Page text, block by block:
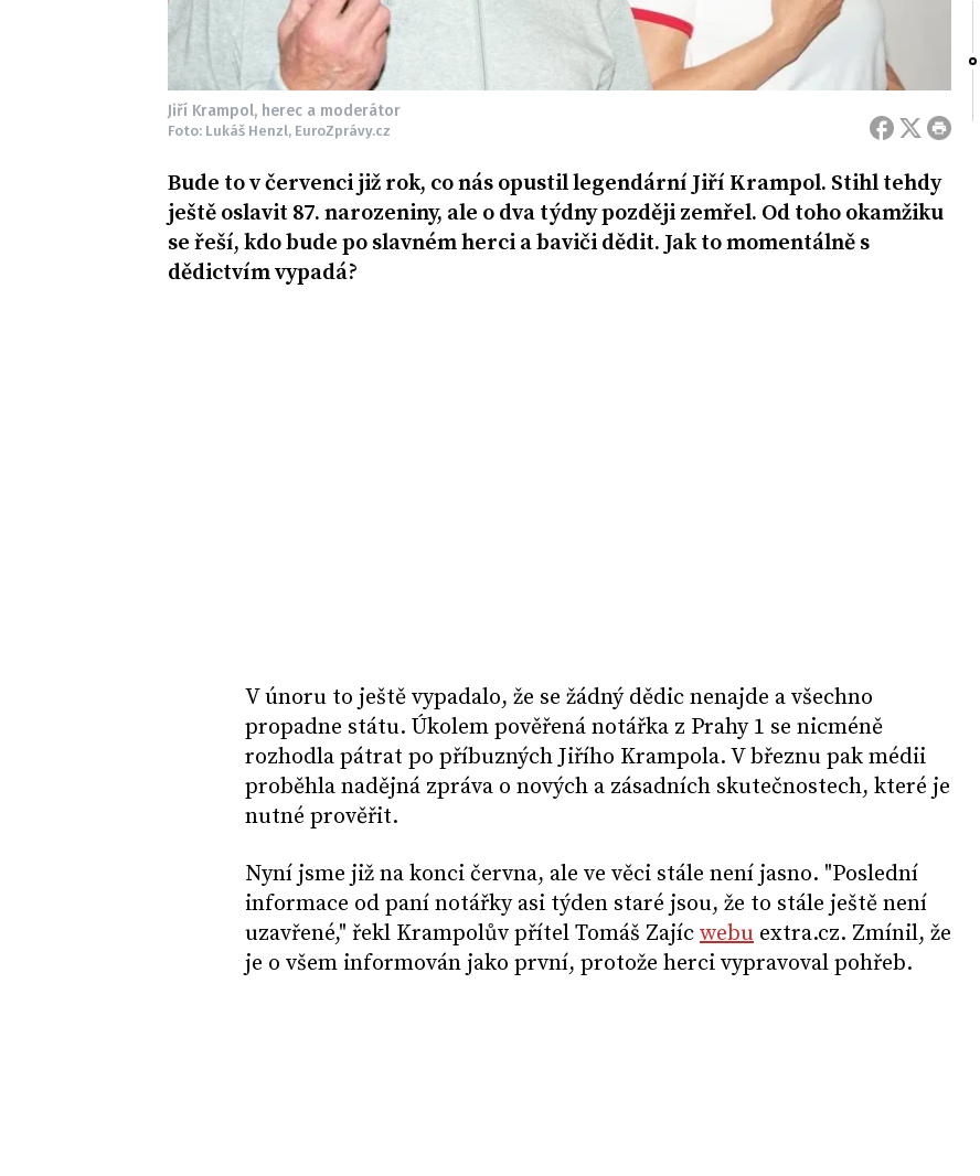
Jiří Krampol, herec a moderátor
Foto: Lukáš Henzl, EuroZprávy.cz
Bude to v červenci již rok, co nás opustil legendární Jiří Krampol. Stihl tehdy
ještě oslavit 87. narozeniny, ale o dva týdny později zemřel. Od toho okamžiku
se řeší, kdo bude po slavném herci a baviči dědit. Jak to momentálně s
dědictvím vypadá?
V únoru to ještě vypadalo, že se žádný dědic nenajde a všechno
propadne státu. Úkolem pověřená notářka z Prahy 1 se nicméně
rozhodla pátrat po příbuzných Jiřího Krampola. V březnu pak médii
proběhla nadějná zpráva o nových a zásadních skutečnostech, které je
nutné prověřit.
Nyní jsme již na konci června, ale ve věci stále není jasno. "Poslední
informace od paní notářky asi týden staré jsou, že to stále ještě není
uzavřené," řekl Krampolův přítel Tomáš Zajíc webu extra.cz. Zmínil, že
je o všem informován jako první, protože herci vypravoval pohřeb.